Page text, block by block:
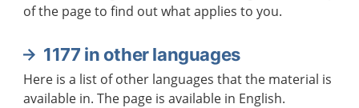
of the page to find out what applies to you.
1177 in other languages
Here is a list of other languages that the material is
available in. The page is available in English.